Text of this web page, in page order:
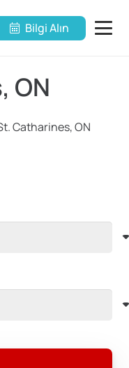
Bilgi Alın
ON
Catharines, ON